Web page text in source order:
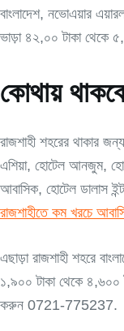
বাংলাদেশ, নভোএয়ার
ভাড়া ৪২,০০ টাকা থেকে
কোথায়
রাজশাহী শহরের থাকার
এশিয়া, হোটেল আনজুম,
আবাসিক, হোটেল ডালাস
রাজশাহীতে কম খরচে
এছাড়া রাজশাহী শহরে
১,৯০০ টাকা থেকে ৪,৬০০
করুন 0721-775237.